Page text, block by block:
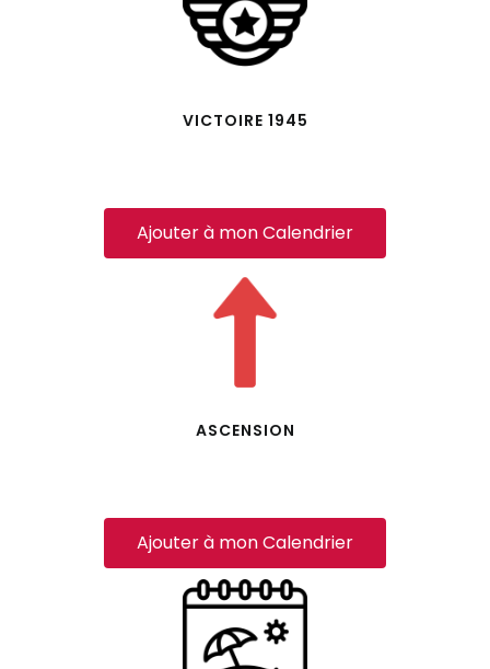
VICTOIRE 1945
Ajouter à mon Calendrier
ASCENSION
Ajouter à mon Calendrier